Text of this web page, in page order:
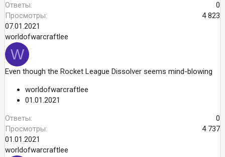
Ответы
0
Просмотры
4 823
07.01.2021
worldofwarcraftlee
W
Even though the Rocket League Dissolver seems mind-blowing
worldofwarcraftlee
01.01.2021
Ответы
0
Просмотры
4 737
01.01.2021
worldofwarcraftlee